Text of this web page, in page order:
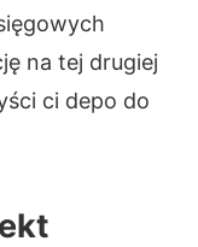
na tej drugiej
ci depo do